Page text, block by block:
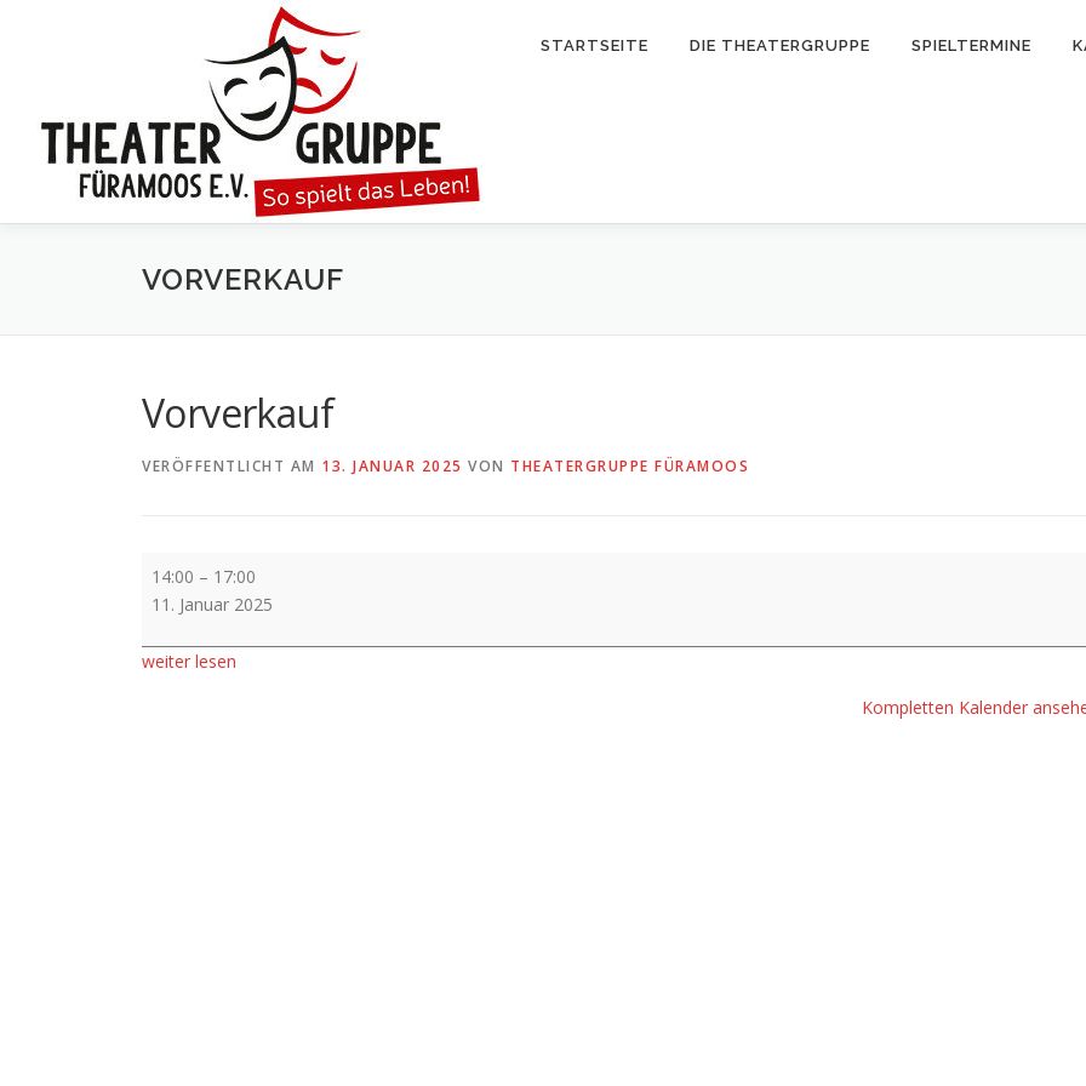
STARTSEITE DIE THEATERGRUPPE SPIELTERMINE
VORVERKAUF
Vorverkauf
VERÖFFENTLICHT AM 13. JANUAR 2025 VON THEATERGRUPPE FÜRAMOOS
Vorverkauf
14:00 – 17:00
11. Januar 2025
weiter lesen
Kompletten Kalender